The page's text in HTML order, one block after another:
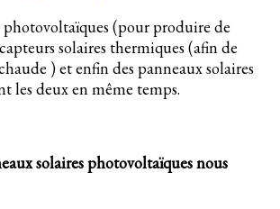
photovoltaïques (pour produire de
solaires thermiques (afin de
) et enfin des panneaux solaires
les deux en même temps.
solaires photovoltaïques nous